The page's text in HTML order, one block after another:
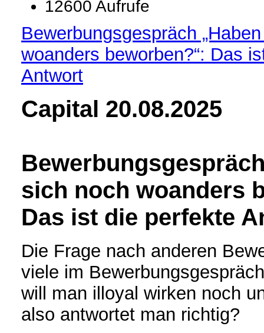
12600 Aufrufe
Bewerbungsgespräch
woanders beworben?“: Das
Antwort
Capital 20.08.2025
sich noch woanders
Das ist die perfekte
Die Frage nach anderen
viele im
will man illoyal wirken noch
also antwortet man richtig?